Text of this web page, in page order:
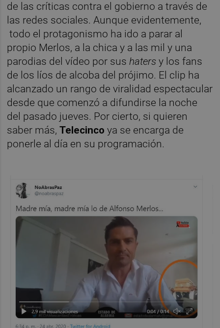
de las críticas contra el gobierno a través de
las redes sociales. Aunque evidentemente,
todo el protagonismo ha ido a parar al
propio Merlos, a la chica y a las mil y una
parodias del vídeo por sushaters y los fans
de los líos de alcoba del prójimo. El clip ha
alcanzado un rango de viralidad espectacular
desde que comenzó a difundirse la noche
del pasado jueves. Por cierto, si quieren
saber más,Telecincoya se encarga de
ponerle al día en su programación.